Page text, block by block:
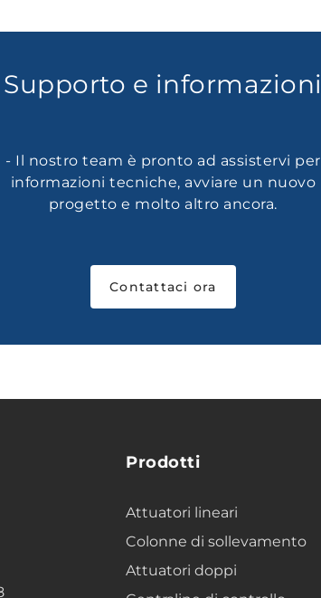
Supporto e informazioni
- Il nostro team è pronto ad assistervi per
informazioni tecniche, avviare un nuovo
progetto e molto altro ancora.
Contattaci ora
Prodotti
Attuatori lineari
Colonne di sollevamento
Attuatori doppi